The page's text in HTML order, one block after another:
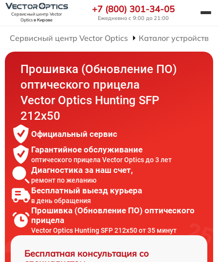
Сервисный центр Vector
Opticsв Кирове
+7 (800) 301-34-05
Ежедневно с 9:00 до 21:00
Сервисный центр Vector Optics Каталог устройств
Прошивка (Обновление ПО)
оптического прицела
Vector Optics Hunting SFP
212x50
Официальный сервис
Гарантийное обслуживание
оптического прицела Vector Optics до 3 лет
Диагностика за наш счет,
ремонт по желанию
Бесплатный выезд курьера
в день обращения
Прошивка (Обновление ПО) оптического
прицела
Vector Optics Hunting SFP 212x50 от 35 минут
Бесплатная консультация со